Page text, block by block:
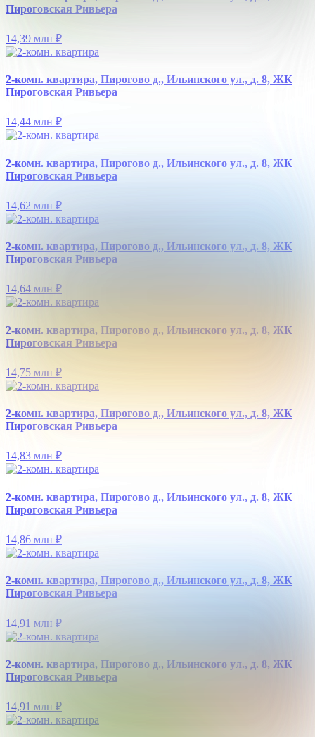
Пироговская Ривьера
14,39 млн ₽
2-комн. квартира, Пирогово д., Ильинского ул., д. 8, ЖК
Пироговская Ривьера
14,44 млн ₽
2-комн. квартира, Пирогово д., Ильинского ул., д. 8, ЖК
Пироговская Ривьера
14,62 млн ₽
2-комн. квартира, Пирогово д., Ильинского ул., д. 8, ЖК
Пироговская Ривьера
14,64 млн ₽
2-комн. квартира, Пирогово д., Ильинского ул., д. 8, ЖК
Пироговская Ривьера
14,75 млн ₽
2-комн. квартира, Пирогово д., Ильинского ул., д. 8, ЖК
Пироговская Ривьера
14,83 млн ₽
2-комн. квартира, Пирогово д., Ильинского ул., д. 8, ЖК
Пироговская Ривьера
14,86 млн ₽
2-комн. квартира, Пирогово д., Ильинского ул., д. 8, ЖК
Пироговская Ривьера
14,91 млн ₽
2-комн. квартира, Пирогово д., Ильинского ул., д. 8, ЖК
Пироговская Ривьера
14,91 млн ₽